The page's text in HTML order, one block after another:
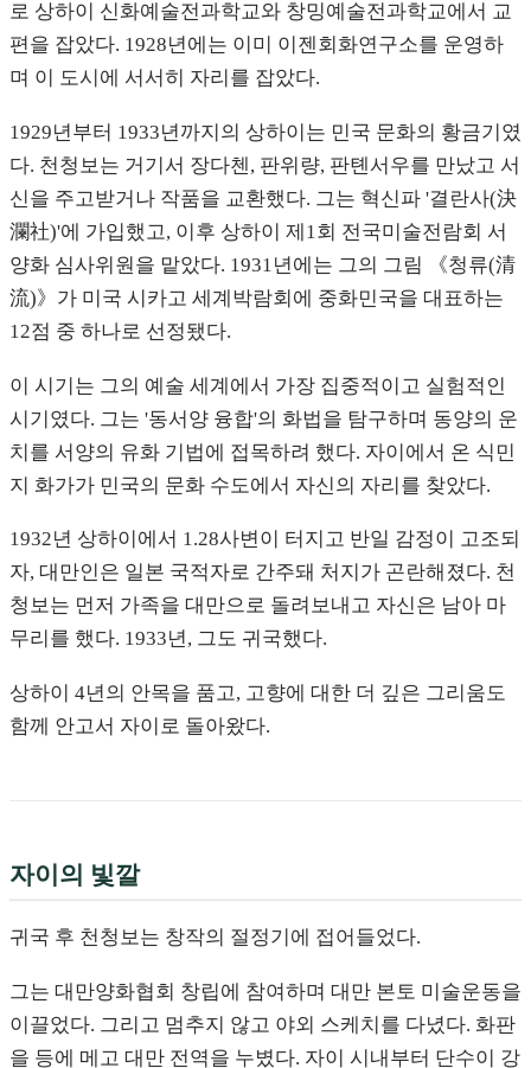
로 상하이 신화예술전과학교와 창밍예술전과학교에서 교
편을 잡았다. 1928년에는 이미 이젠회화연구소를 운영하
며 이 도시에 서서히 자리를 잡았다.
1929년부터 1933년까지의 상하이는 민국 문화의 황금기였
다. 천청보는 거기서 장다첸, 판위량, 판톈서우를 만났고 서
신을 주고받거나 작품을 교환했다. 그는 혁신파 '결란사(決
瀾社)'에 가입했고, 이후 상하이 제1회 전국미술전람회 서
양화 심사위원을 맡았다. 1931년에는 그의 그림 《청류(清
流)》가 미국 시카고 세계박람회에 중화민국을 대표하는
12점 중 하나로 선정됐다.
이 시기는 그의 예술 세계에서 가장 집중적이고 실험적인
시기였다. 그는 '동서양 융합'의 화법을 탐구하며 동양의 운
치를 서양의 유화 기법에 접목하려 했다. 자이에서 온 식민
지 화가가 민국의 문화 수도에서 자신의 자리를 찾았다.
1932년 상하이에서 1.28사변이 터지고 반일 감정이 고조되
자, 대만인은 일본 국적자로 간주돼 처지가 곤란해졌다. 천
청보는 먼저 가족을 대만으로 돌려보내고 자신은 남아 마
무리를 했다. 1933년, 그도 귀국했다.
상하이 4년의 안목을 품고, 고향에 대한 더 깊은 그리움도
함께 안고서 자이로 돌아왔다.
자이의 빛깔
귀국 후 천청보는 창작의 절정기에 접어들었다.
그는 대만양화협회 창립에 참여하며 대만 본토 미술운동을
이끌었다. 그리고 멈추지 않고 야외 스케치를 다녔다. 화판
을 등에 메고 대만 전역을 누볐다. 자이 시내부터 단수이 강